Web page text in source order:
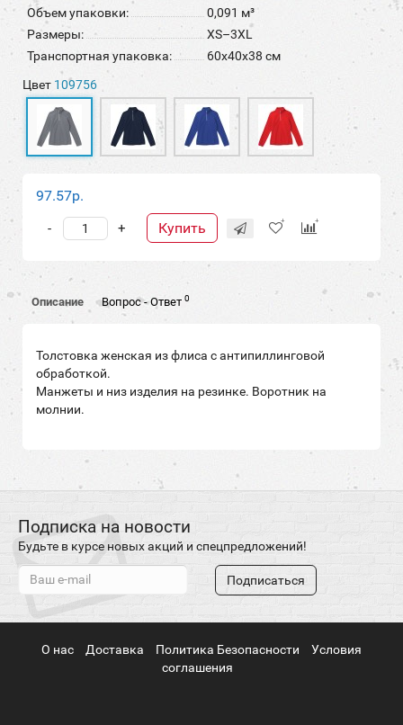
Объем упаковки:
0,091 м³
Размеры:
XS–3XL
Транспортная упаковка:
60x40x38 см
Цвет 109756
97.57р.
+
- Купить
Описание Вопрос - Ответ 0
Толстовка женская из флиса с антипиллинговой
обработкой.
Манжеты и низ изделия на резинке. Воротник на
молнии.
Подписка на новости
Будьте в курсе новых акций и спецпредложений!
Подписаться
О нас Доставка Политика Безопасности
Условия
соглашения